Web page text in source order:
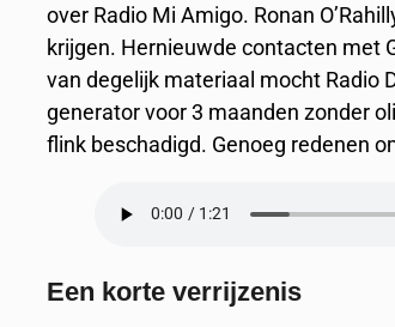
over Radio Mi Amigo. Ronan
krijgen. Hernieuwde contacten met
van degelijk materiaal mocht Radio
generator voor 3 maanden zonder
flink beschadigd. Genoeg redenen
Een korte verrijzenis